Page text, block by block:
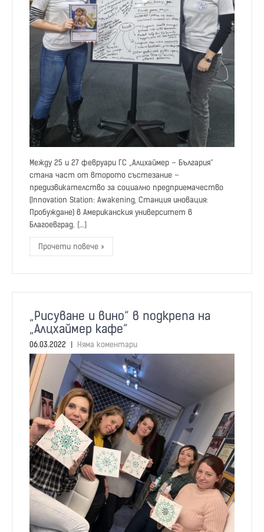
Между 25 и 27 февруари ГС „Алцхаймер – България“
стана част от второто състезание –
предизвикателство за социално предприемачество
(Innovation Station: Awakening, Станция иновация:
Пробуждане) в Американския университет в
Благоевград. […]
Прочети повече »
„Рисуване и вино“ в подкрепа на
„Алцхаймер кафе“
06.03.2022 Няма коментари